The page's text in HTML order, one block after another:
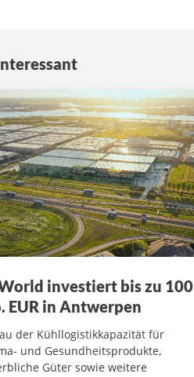
investiert bis zu 100
EUR in Antwerpen
der Kühllogistikkapazität für
und Gesundheitsprodukte,
Güter sowie weitere